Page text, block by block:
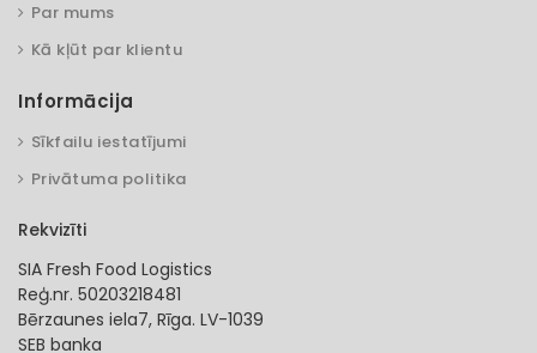
Par mums
Kā kļūt par klientu
Informācija
Sīkfailu iestatījumi
Privātuma politika
Rekvizīti
SIA Fresh Food Logistics
Reģ.nr. 50203218481
Bērzaunes iela7, Rīga. LV-1039
SEB banka